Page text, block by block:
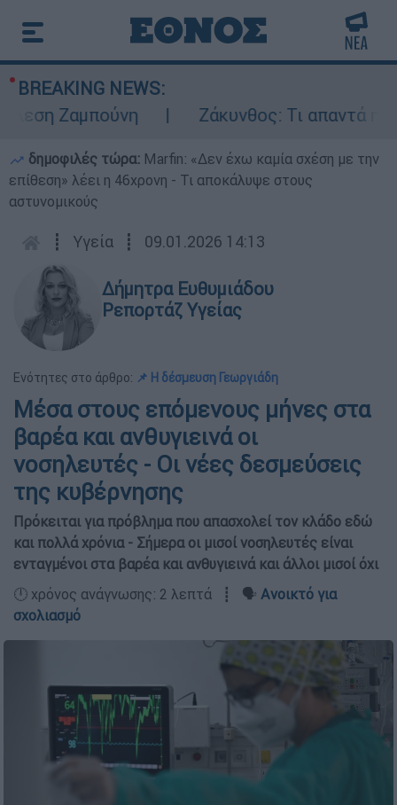
BREAKING NEWS:
Ζαμπούνη
Ζάκυνθος: Τι απαντά η
δημοφιλές τώρα: Marfin: «Δεν έχω καμία σχέση με την
επίθεση» λέει η 46χρονη - Τι αποκάλυψε στους
αστυνομικούς
┋ Υγεία ┋ 09.01.2026 14:13
Δήμητρα Ευθυμιάδου
Ρεπορτάζ Υγείας
Ενότητες στο άρθρο: 📌 Η δέσμευση Γεωργιάδη
Μέσα στους επόμενους μήνες στα
βαρέα και ανθυγιεινά οι
νοσηλευτές - Οι νέες δεσμεύσεις
της κυβέρνησης
Πρόκειται για πρόβλημα που απασχολεί τον κλάδο εδώ
και πολλά χρόνια - Σήμερα οι μισοί νοσηλευτές είναι
ενταγμένοι στα βαρέα και ανθυγιεινά και άλλοι μισοί όχι
🕛 χρόνος ανάγνωσης: 2 λεπτά ┋ 🗣️ Ανοικτό για
σχολιασμό